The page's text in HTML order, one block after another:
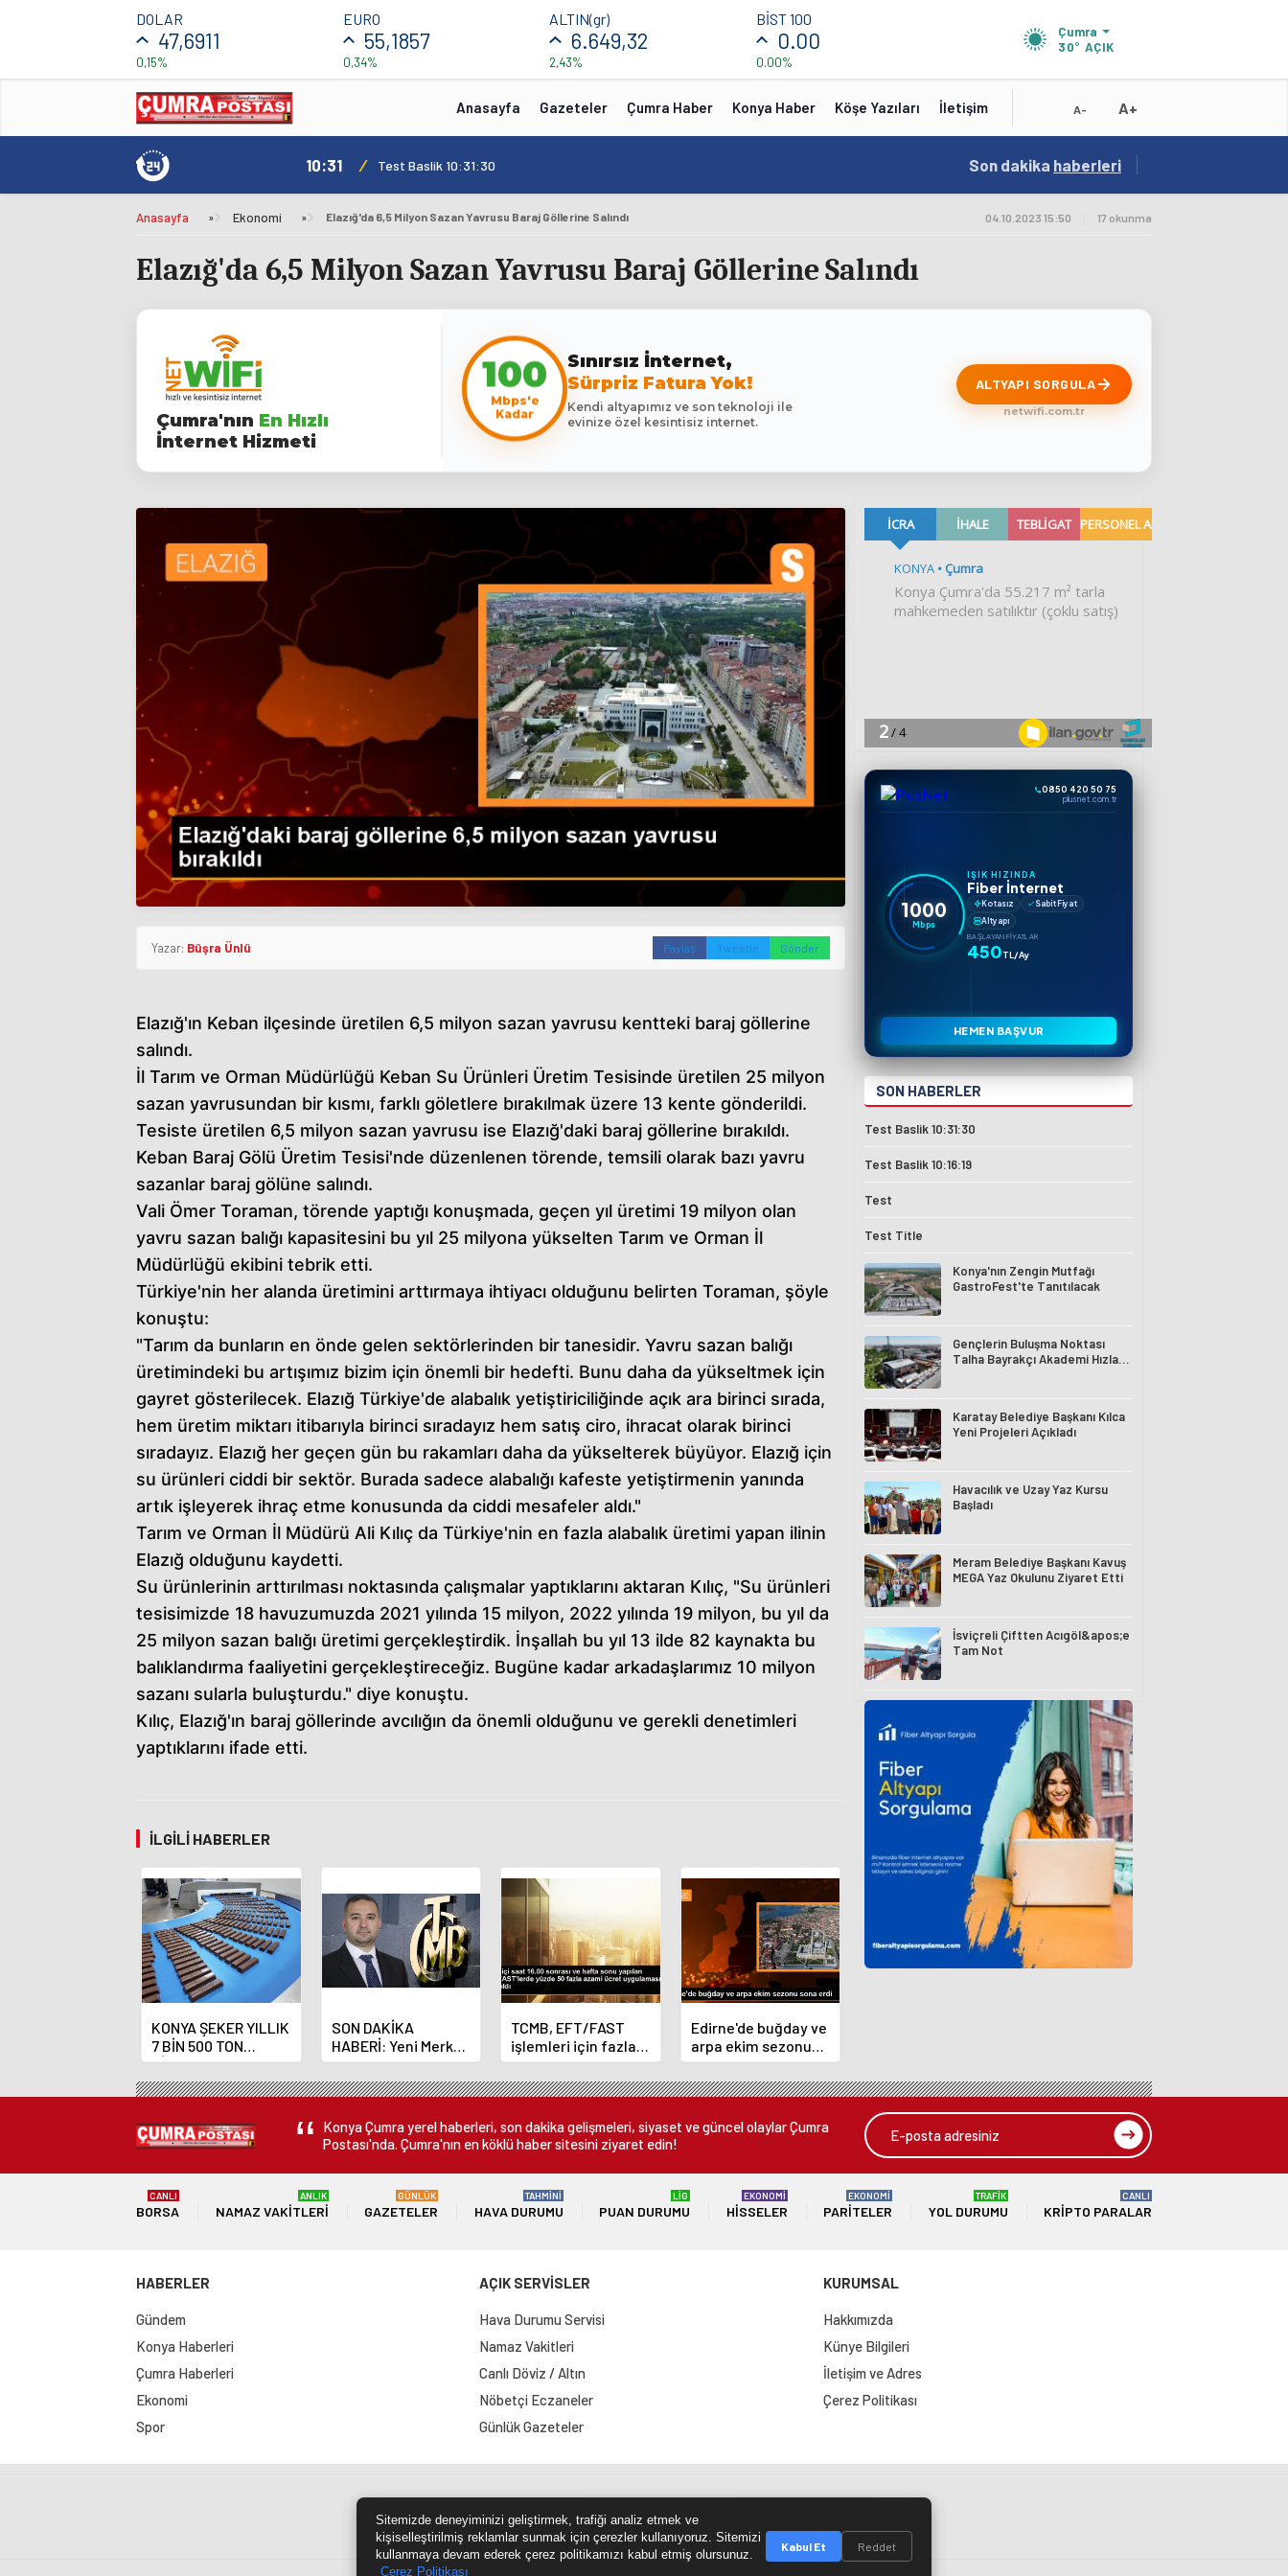
DOLAR
47,6911
0,15%
EURO
55,1857
0,34%
ALTIN(gr)
6.649,32
2,43%
BİST 100
0.00
0.00%
Çumra
30° AÇIK
Anasayfa Gazeteler Çumra Haber Konya Haber Köşe Yazıları İletişim A- A+
10:31 / Test Baslik 10:31:30 10:16 / Test Baslik 10:16:19
Son dakika haberleri
Anasayfa » Ekonomi » Elazığ'da 6,5 Milyon Sazan Yavrusu Baraj Göllerine Salındı 04.10.2023 15:50 17 okunma
Elazığ'da 6,5 Milyon Sazan Yavrusu Baraj Göllerine Salındı
Çumra'nın En Hızlı
İnternet Hizmeti
100
Mbps'e
Kadar
Sınırsız İnternet,
Sürpriz Fatura Yok!
Kendi altyapımız ve son teknoloji ile
evinize özel kesintisiz internet.
ALTYAPI SORGULA
netwifi.com.tr
Yazar: Büşra Ünlü Paylaş Tweetle Gönder
Elazığ'ın Keban ilçesinde üretilen 6,5 milyon sazan yavrusu kentteki baraj göllerine
salındı.
İl Tarım ve Orman Müdürlüğü Keban Su Ürünleri Üretim Tesisinde üretilen 25 milyon
sazan yavrusundan bir kısmı, farklı göletlere bırakılmak üzere 13 kente gönderildi.
Tesiste üretilen 6,5 milyon sazan yavrusu ise Elazığ'daki baraj göllerine bırakıldı.
Keban Baraj Gölü Üretim Tesisi'nde düzenlenen törende, temsili olarak bazı yavru
sazanlar baraj gölüne salındı.
Vali Ömer Toraman, törende yaptığı konuşmada, geçen yıl üretimi 19 milyon olan
yavru sazan balığı kapasitesini bu yıl 25 milyona yükselten Tarım ve Orman İl
Müdürlüğü ekibini tebrik etti.
Türkiye'nin her alanda üretimini arttırmaya ihtiyacı olduğunu belirten Toraman, şöyle
konuştu:
"Tarım da bunların en önde gelen sektörlerinden bir tanesidir. Yavru sazan balığı
üretimindeki bu artışımız bizim için önemli bir hedefti. Bunu daha da yükseltmek için
gayret gösterilecek. Elazığ Türkiye'de alabalık yetiştiriciliğinde açık ara birinci sırada,
hem üretim miktarı itibarıyla birinci sıradayız hem satış ciro, ihracat olarak birinci
sıradayız. Elazığ her geçen gün bu rakamları daha da yükselterek büyüyor. Elazığ için
su ürünleri ciddi bir sektör. Burada sadece alabalığı kafeste yetiştirmenin yanında
artık işleyerek ihraç etme konusunda da ciddi mesafeler aldı."
Tarım ve Orman İl Müdürü Ali Kılıç da Türkiye'nin en fazla alabalık üretimi yapan ilinin
Elazığ olduğunu kaydetti.
Su ürünlerinin arttırılması noktasında çalışmalar yaptıklarını aktaran Kılıç, "Su ürünleri
tesisimizde 18 havuzumuzda 2021 yılında 15 milyon, 2022 yılında 19 milyon, bu yıl da
25 milyon sazan balığı üretimi gerçekleştirdik. İnşallah bu yıl 13 ilde 82 kaynakta bu
balıklandırma faaliyetini gerçekleştireceğiz. Bugüne kadar arkadaşlarımız 10 milyon
sazanı sularla buluşturdu." diye konuştu.
Kılıç, Elazığ'ın baraj göllerinde avcılığın da önemli olduğunu ve gerekli denetimleri
yaptıklarını ifade etti.
İLGILI HABERLER
KONYA ŞEKER YILLIK
7 BİN 500 TON
ÇİKOLATALI ÜRÜN
ÜRETİLECEK
SON DAKİKA
HABERİ: Yeni Merkez
Bankası Başkanı
Fatih Karahan oldu
TCMB, EFT/FAST
işlemleri için fazla
ücret uygulamasını
kaldırdı
Edirne'de buğday ve
arpa ekim sezonu
sona erdi
0850 420 50 75
plusnet.com.tr
1000
Mbps
IŞIK HIZINDA
Fiber İnternet
Kotasız
Sabit Fiyat
Altyapı
BAŞLAYAN FIYATLAR
450TL/Ay
HEMEN BAŞVUR
SON HABERLER
Test Baslik 10:31:30
Test Baslik 10:16:19
Test
Test Title
Konya'nın Zengin Mutfağı
GastroFest'te Tanıtılacak
Gençlerin Buluşma Noktası
Talha Bayrakçı Akademi Hızla
Karatay Belediye Başkanı Kılca
Yeni Projeleri Açıkladı
Havacılık ve Uzay Yaz Kursu
Başladı
Meram Belediye Başkanı Kavuş
MEGA Yaz Okulunu Ziyaret Etti
İsviçreli Çiftten Acıgöl&apos;e
Tam Not
Konya Çumra yerel haberleri, son dakika gelişmeleri, siyaset ve güncel olaylar Çumra
Postası'nda. Çumra'nın en köklü haber sitesini ziyaret edin!
BORSA
CANLI
NAMAZ VAKITLERI
ANLIK
GAZETELER
GÜNLÜK
HAVA DURUMU
TAHMİNİ
PUAN DURUMU
LİG
HISSELER
EKONOMİ
PARITELER
EKONOMİ
YOL DURUMU
TRAFİK
KRIPTO PARALAR
CANLI
HABERLER
Gündem
Konya Haberleri
Çumra Haberleri
Ekonomi
Spor
AÇIK SERVİSLER
Hava Durumu Servisi
Namaz Vakitleri
Canlı Döviz / Altın
Nöbetçi Eczaneler
Günlük Gazeteler
KURUMSAL
Hakkımızda
Künye Bilgileri
İletişim ve Adres
Çerez Politikası
Site Haritası RSS Kaynağı Çumra Postası
Sitemizde deneyiminizi geliştirmek, trafiği analiz etmek ve
kişiselleştirilmiş reklamlar sunmak için çerezler kullanıyoruz. Sitemizi
kullanmaya devam ederek çerez politikamızı kabul etmiş olursunuz.
Çerez Politikası
Kabul Et Reddet